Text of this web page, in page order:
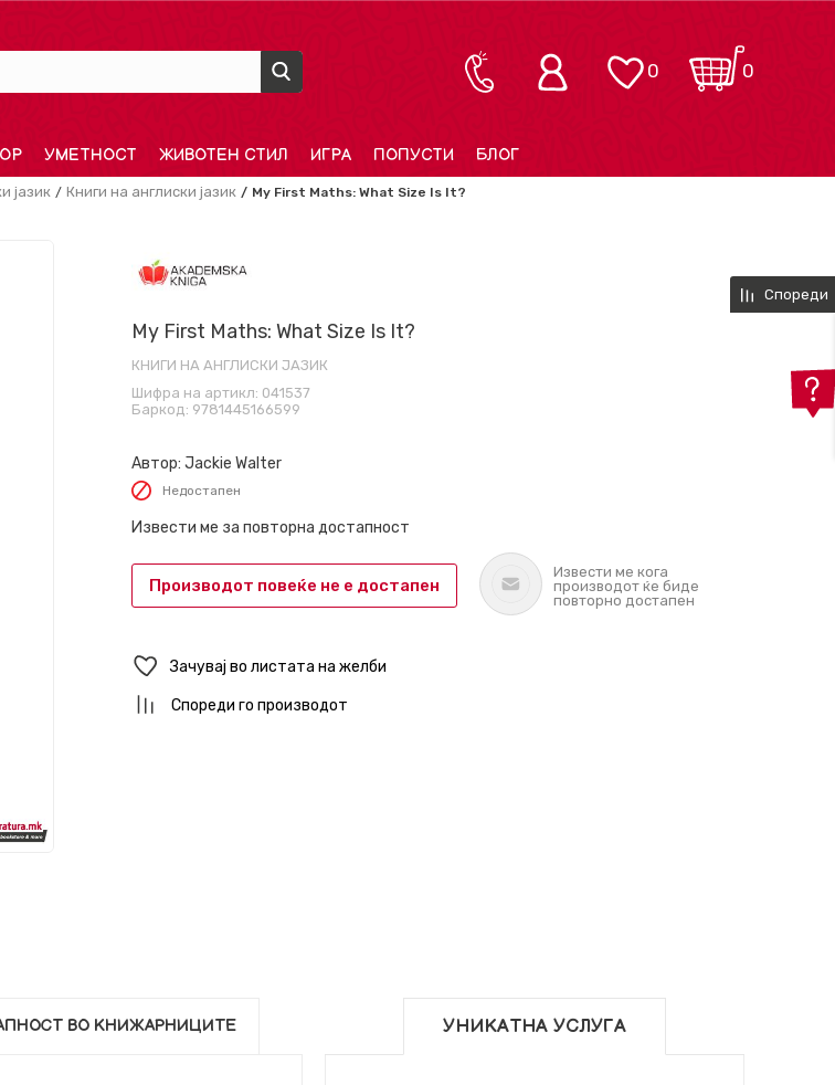
0
0
УМЕТНОСТ ЖИВОТЕН СТИЛ ИГРА ПОПУСТИ БЛОГ
јазик Книги на англиски јазик My First Maths: What Size Is It?
My First Maths: What Size Is It?
КНИГИ НА АНГЛИСКИ ЈАЗИК
Шифра на артикл: 041537
Баркод: 9781445166599
Автор: Jackie Walter
Недостапен
Извести ме за повторна достапност
Производот повеќе не е достапен
Извести ме кога
производот ќе биде
повторно достапен
Зачувај во листата на желби
Спореди го производот
ВО КНИЖАРНИЦИТЕ УНИКАТНА УСЛУГА
Спореди